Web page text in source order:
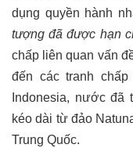
dụng quyền hành
tượng đã được hạn
chấp liên quan vấn
đến các tranh
Indonesia, nước đã
kéo dài từ đảo
Trung Quốc.